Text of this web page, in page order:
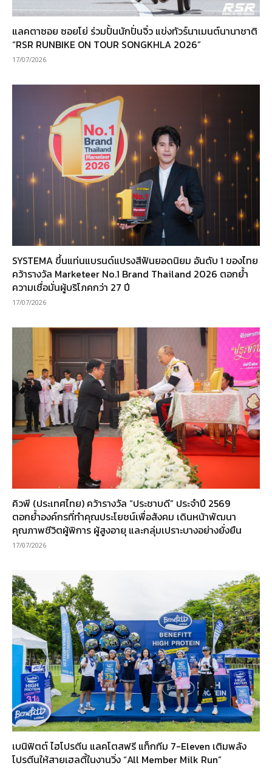
แลคตาซอย ซอยโย่ ร่วมปั้นนักปั่นจิ๋ว แข่งทัวร์นาเมนต์นานาชาติ
“RSR RUNBIKE ON TOUR SONGKHLA 2026”
17/07/2026
SYSTEMA ขึ้นแท่นแบรนด์แปรงสีฟันยอดนิยม อันดับ 1 ของไทย
คว้ารางวัล Marketeer No.1 Brand Thailand 2026 ตอกย้ำ
ความเชื่อมั่นผู้บริโภคกว่า 27 ปี
17/07/2026
คิวพี (ประเทศไทย) คว้ารางวัล “ประชาบดี” ประจำปี 2569
ตอกย้ำองค์กรที่ทำคุณประโยชน์เพื่อสังคม เดินหน้าพัฒนา
คุณภาพชีวิตผู้พิการ ผู้สูงอายุ และกลุ่มเปราะบางอย่างยั่งยืน
17/07/2026
เบนิฟิตต์ ไฮโปรตีน แลคโตสฟรี แท็กทีม 7-Eleven เติมพลัง
โปรตีนให้สายเฮลตี้ในงานวิ่ง “All Member Milk Run”